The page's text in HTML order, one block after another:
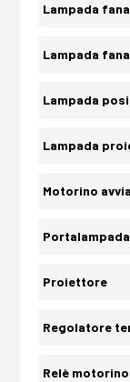
Lampada
Lampada
Lampada
Lampada
Motorino
Proiettore
Regolatore
Relè